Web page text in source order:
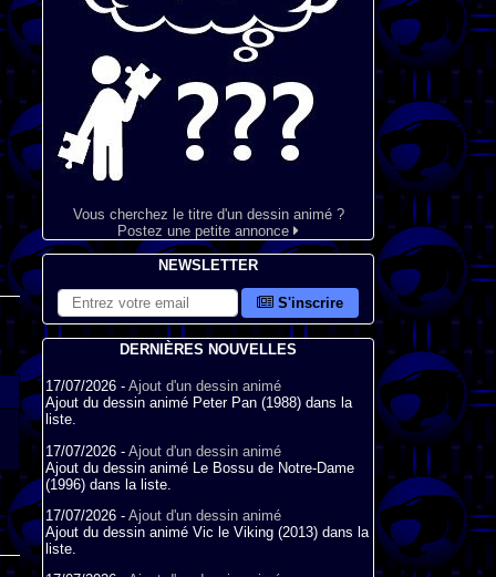
Vous cherchez le titre d'un dessin animé ?
Postez une petite annonce
NEWSLETTER
S'inscrire
DERNIÈRES NOUVELLES
17/07/2026 - Ajout d'un dessin animé
Ajout du dessin animé Peter Pan (1988) dans la
liste.
17/07/2026 - Ajout d'un dessin animé
Ajout du dessin animé Le Bossu de Notre-Dame
(1996) dans la liste.
17/07/2026 - Ajout d'un dessin animé
Ajout du dessin animé Vic le Viking (2013) dans la
liste.